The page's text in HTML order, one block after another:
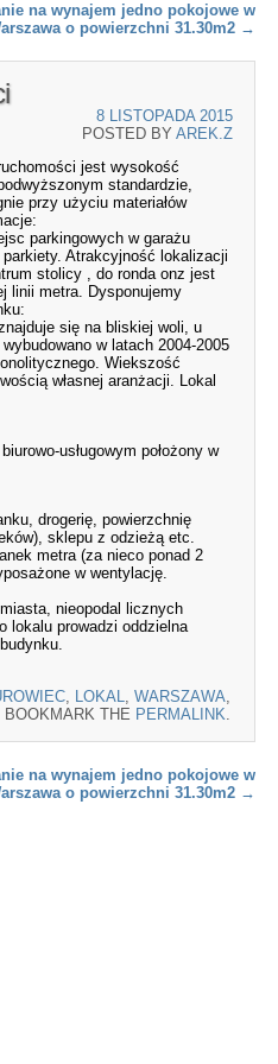
na wynajem jedno pokojowe w
o powierzchni 31.30m2 →
8 LISTOPADA 2015
POSTED BY AREK.Z
jest wysokość
standardzie,
przy użyciu materiałów
parkingowych w garażu
Atrakcyjność lokalizacji
stolicy , do ronda onz jest
linii metra. Dysponujemy
się na bliskiej woli, u
w latach 2004-2005
Wiekszość
własnej aranżacji. Lokal
usługowym położony w
drogerię, powierzchnię
sklepu z odzieżą etc.
metra (za nieco ponad 2
w wentylację.
nieopodal licznych
lokalu prowadzi oddzielna
LOKAL WARSZAWA
. BOOKMARK THE PERMALINK
na wynajem jedno pokojowe w
o powierzchni 31.30m2 →